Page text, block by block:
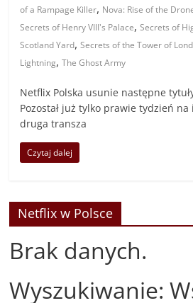
of a Rampage Killer, Nova: Rise of the
Secrets of Henry VIII's Palace,Secrets of
Scotland Yard,Secrets of the Tower of
Lightning,The Ghost Army
Netflix Polska usunie następne
Pozostał już tylko prawie tydzień
druga transza
Czytaj dalej
Netflix w Polsce
Brak danych.
Wyszukiwanie: